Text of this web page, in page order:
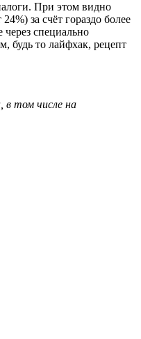
При этом видно
за счёт гораздо более
через специально
будь то лайфхак, рецепт
в том числе на